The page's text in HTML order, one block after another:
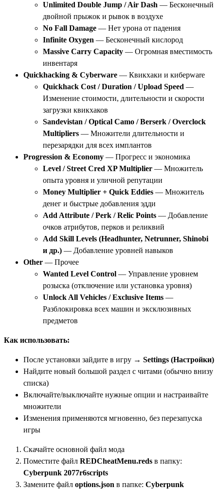
Unlimited Double Jump / Air Dash — Бесконечный
двойной прыжок и рывок в воздухе
No Fall Damage — Нет урона от падения
Infinite Oxygen — Бесконечный кислород
Massive Carry Capacity — Огромная вместимость
инвентаря
Quickhacking & Cyberware — Квикхаки и киберware
Quickhack Cost / Duration / Upload Speed —
Изменение стоимости, длительности и скорости
загрузки квикхаков
Sandevistan / Optical Camo / Berserk / Overclock
Multipliers — Множители длительности и
перезарядки для всех имплантов
Progression & Economy — Прогресс и экономика
Level / Street Cred XP Multiplier — Множитель
опыта уровня и уличной репутации
Money Multiplier + Quick Eddies — Множитель
денег и быстрые добавления эдди
Add Attribute / Perk / Relic Points — Добавление
очков атрибутов, перков и реликвий
Add Skill Levels (Headhunter, Netrunner, Shinobi
и др.) — Добавление уровней навыков
Other — Прочее
Wanted Level Control — Управление уровнем
розыска (отключение или установка уровня)
Unlock All Vehicles / Exclusive Items —
Разблокировка всех машин и эксклюзивных
предметов
Как использовать:
После установки зайдите в игру → Settings (Настройки)
Найдите новый большой раздел с читами (обычно внизу
списка)
Включайте/выключайте нужные опции и настраивайте
множители
Изменения применяются мгновенно, без перезапуска
игры
Скачайте основной файл мода
Поместите файл REDCheatMenu.reds в папку:
Cyberpunk 2077r6scripts
Замените файл options.json в папке: Cyberpunk